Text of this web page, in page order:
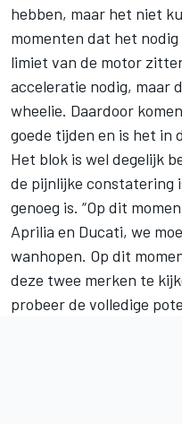
hebben, maar het niet
momenten dat het
limiet van de motor
acceleratie nodig, maar
wheelie. Daardoor
goede tijden en is het in
Het blok is wel degelijk
de pijnlijke constatering
genoeg is. “Op dit
Aprilia en Ducati, we
wanhopen. Op dit
deze twee merken te
probeer de volledige